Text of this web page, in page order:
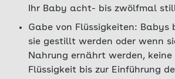
Ihr Baby acht- bis zwölfmal
Gabe von Flüssigkeiten: Babys
sie gestillt werden oder wenn
Nahrung ernährt werden,
Flüssigkeit bis zur Einführung